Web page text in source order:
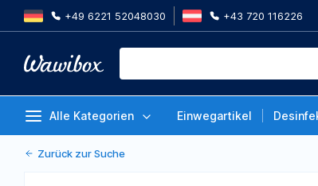
+49 6221 52048030 +43 720 116226
Alle Kategorien Einwegartikel
Mepilex Border Sacrum,
Zurück zur Suche